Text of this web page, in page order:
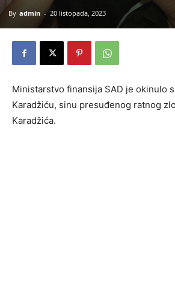
By admin - 20 listopada, 2023
Ministarstvo finansija SAD je okinulo
Karadžiću, sinu presuđenog ratnog
Karadžića.